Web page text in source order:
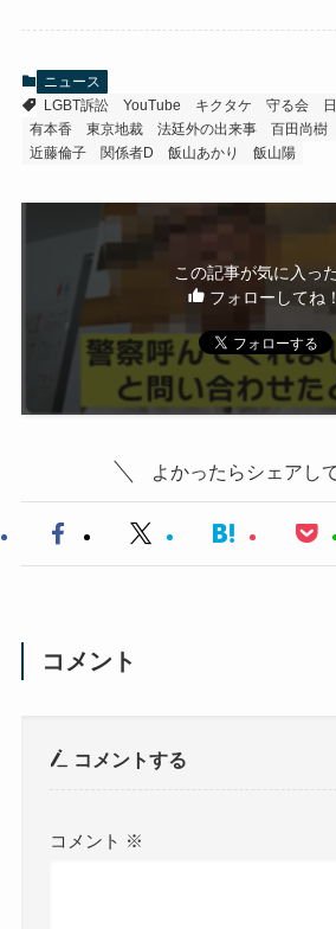
ニュース
LGBT訴訟
YouTube キクタケ 守る会
有本香
東京地裁 法廷外の出来事 百田尚樹
近藤倫子
関係者D 飯山あかり 飯山陽
この記事が気に入っ
フォローしてね！
よかったらシェアし
コメント
コメントする
コメント ※